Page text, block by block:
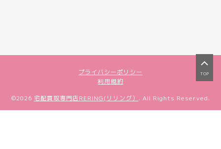
プライバシーポリシー
利用規約
TOP
©2026 宅配買取専門店RERING(リリング） . All Rights Reserved.